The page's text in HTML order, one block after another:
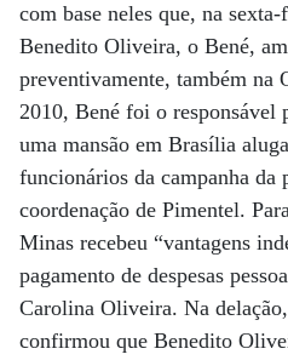
com base neles que, na
Benedito Oliveira, o Bené,
preventivamente, também na
2010, Bené foi o responsável
uma mansão em Brasília
funcionários da campanha da
coordenação de Pimentel.
Minas recebeu “vantagens
pagamento de despesas
Carolina Oliveira. Na
confirmou que Benedito